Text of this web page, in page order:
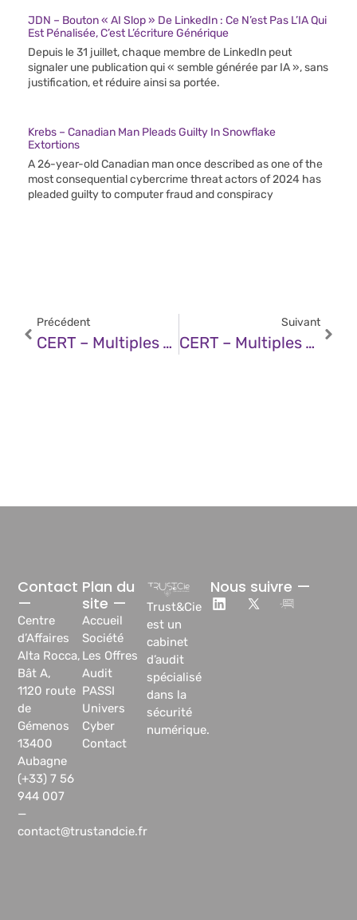
JDN – Bouton « AI Slop » De LinkedIn : Ce N’est Pas L’IA Qui
Est Pénalisée, C’est L’écriture Générique
Depuis le 31 juillet, chaque membre de LinkedIn peut
signaler une publication qui « semble générée par IA », sans
justification, et réduire ainsi sa portée.
Krebs – Canadian Man Pleads Guilty In Snowflake
Extortions
A 26-year-old Canadian man once described as one of the
most consequential cybercrime threat actors of 2024 has
pleaded guilty to computer fraud and conspiracy
Précédent
CERT – Multiples Vulnérabilités Dans Microsoft Edge (19 Décembre 2025)
Suivant
CERT – Multiples Vulnérabilités Dans Les Produits IBM (19 Décembre 2025)
Trust&Cie
est un
cabinet
d’audit
spécialisé
dans la
sécurité
numérique.
Plan du
site —
Accueil
Société
Les Offres
Audit
PASSI
Univers
Cyber
Contact
Contact
—
Centre
d’Affaires
Alta Rocca,
Bât A,
1120 route
de
Gémenos
13400
Aubagne
(+33) 7 56
944 007
—
contact@trustandcie.fr
Nous suivre —